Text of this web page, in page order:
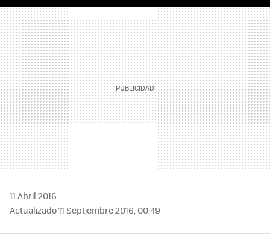
MAIL
11 Abril 2016
Actualizado 11 Septiembre 2016, 00:49